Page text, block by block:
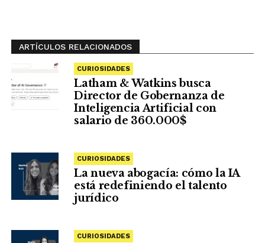
ARTÍCULOS RELACIONADOS
CURIOSIDADES
Latham & Watkins busca
Director de Gobernanza de
Inteligencia Artificial con
salario de 360.000$
CURIOSIDADES
La nueva abogacía: cómo la IA
está redefiniendo el talento
jurídico
CURIOSIDADES